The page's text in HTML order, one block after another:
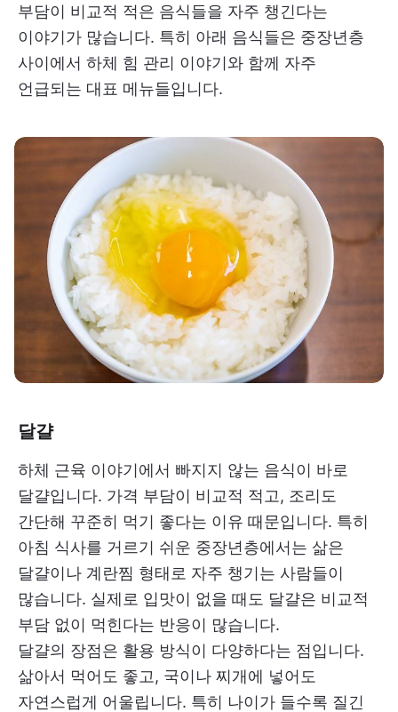
부담이 비교적 적은 음식들을 자주 챙긴다는
이야기가 많습니다. 특히 아래 음식들은 중장년층
사이에서 하체 힘 관리 이야기와 함께 자주
언급되는 대표 메뉴들입니다.
달걀
하체 근육 이야기에서 빠지지 않는 음식이 바로
달걀입니다. 가격 부담이 비교적 적고, 조리도
간단해 꾸준히 먹기 좋다는 이유 때문입니다. 특히
아침 식사를 거르기 쉬운 중장년층에서는 삶은
달걀이나 계란찜 형태로 자주 챙기는 사람들이
많습니다. 실제로 입맛이 없을 때도 달걀은 비교적
부담 없이 먹힌다는 반응이 많습니다.
달걀의 장점은 활용 방식이 다양하다는 점입니다.
삶아서 먹어도 좋고, 국이나 찌개에 넣어도
자연스럽게 어울립니다. 특히 나이가 들수록 질긴